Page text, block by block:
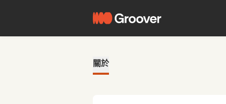
關於